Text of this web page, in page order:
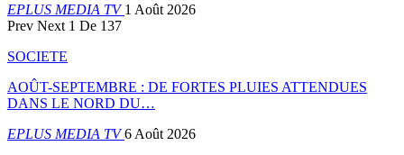
EPLUS MEDIA TV1 Août 2026
Prev Next 1 De 137
SOCIETE
AOÛT-SEPTEMBRE : DE FORTES PLUIES ATTENDUES
DANS LE NORD DU…
EPLUS MEDIA TV6 Août 2026